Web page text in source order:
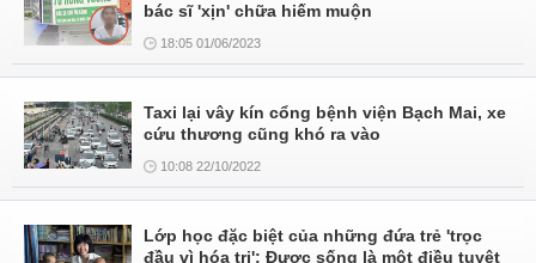
bác sĩ 'xịn' chữa hiếm muộn
18:05 01/06/2023
Taxi lại vây kín cổng bệnh viện Bạch Mai, xe
cứu thương cũng khó ra vào
10:08 22/10/2022
Lớp học đặc biệt của những đứa trẻ 'trọc
đầu vì hóa trị': Được sống là một điều tuyệt